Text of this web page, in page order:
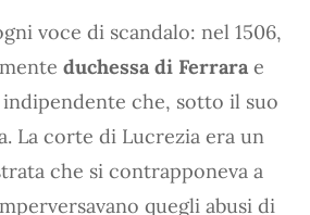
voce di scandalo: nel 1506,
duchessa di Ferrara e
che, sotto il suo
La corte di Lucrezia era un
che si contrapponeva a
quegli abusi di